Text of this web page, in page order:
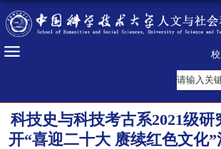
科技史与科技考古系2021级研
开“喜迎二十大 赓续红色文化